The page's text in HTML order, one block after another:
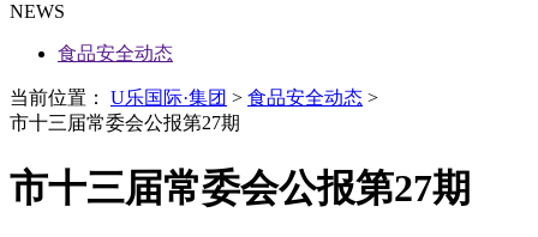
NEWS
食品安全动态
当前位置： U乐国际·集团 > 食品安全动态 >
市十三届常委会公报第27期
市十三届常委会公报第27期